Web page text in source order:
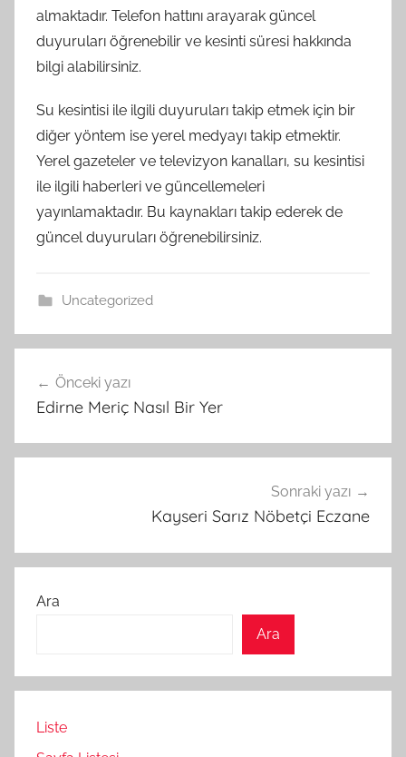
almaktadır. Telefon hattını arayarak güncel
duyuruları öğrenebilir ve kesinti süresi hakkında
bilgi alabilirsiniz.
Su kesintisi ile ilgili duyuruları takip etmek için bir
diğer yöntem ise yerel medyayı takip etmektir.
Yerel gazeteler ve televizyon kanalları, su kesintisi
ile ilgili haberleri ve güncellemeleri
yayınlamaktadır. Bu kaynakları takip ederek de
güncel duyuruları öğrenebilirsiniz.
Uncategorized
gezinmesi
Önceki yazı
Edirne Meriç Nasıl Bir Yer
Sonraki yazı
Kayseri Sarız Nöbetçi Eczane
Ara
Ara
Liste